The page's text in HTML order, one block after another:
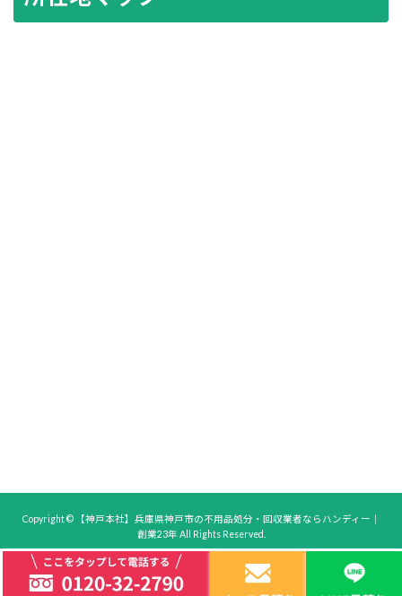
Copyright © 【神戸本社】兵庫県神戸市の不用品処分・回収業者ならハンディー｜
創業23年 All Rights Reserved.